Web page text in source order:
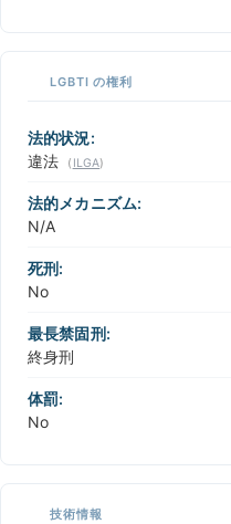
LGBTI の権利
法的状況:
違法
( ILGA)
法的メカニズム:
N/A
死刑:
No
最長禁固刑:
終身刑
体罰:
No
技術情報